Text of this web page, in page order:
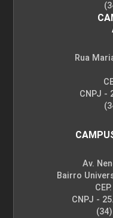
Rua
CNPJ -
Av.
Bairro
CNPJ -